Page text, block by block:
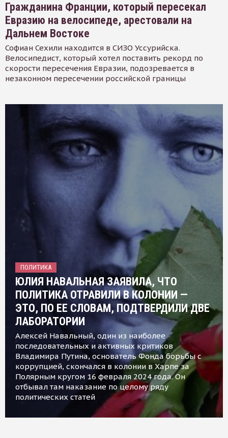
Гражданина Франции, который пересекал
Евразию на велосипеде, арестовали на
Дальнем Востоке
Софиан Сехили находится в СИЗО Уссурийска.
Велосипедист, который хотел поставить рекорд по
скорости пересечения Евразии, подозревается в
незаконном пересечении российской границы
ПОЛИТИКА
ЮЛИЯ НАВАЛЬНАЯ ЗАЯВИЛА, ЧТО
ПОЛИТИКА ОТРАВИЛИ В КОЛОНИИ —
ЭТО, ПО ЕЕ СЛОВАМ, ПОДТВЕРДИЛИ ДВЕ
ЛАБОРАТОРИИ
Алексей Навальный, один из наиболее
последовательных и активных критиков
Владимира Путина, основатель Фонда борьбы с
коррупцией, скончался в колонии в Харпе за
Полярным кругом 16 февраля 2024 года. Он
отбывал там наказание по целому ряду
политических статей